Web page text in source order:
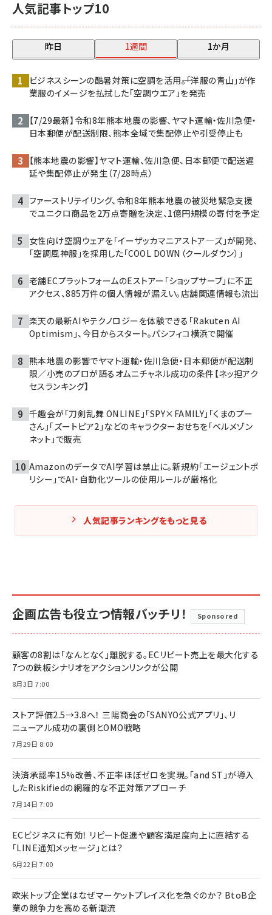
人気記事トップ10
昨日 1週間 1か月
ビジネスシーンの酷暑対策に空調を活用――。「洋服の青山」が作
業服のイメージを払拭した「空調ウエア」を発売
【7/29最新】令和8年熊本地震の影響、ヤマト運輸・佐川急便・
日本郵便が配送制限、熊本全域で集配停止や引受停止も
【熊本地震の影響】ヤマト運輸、佐川急便、日本郵便で配送遅
延や集配停止が発生（7/28時点）
ファーストリテイリング、令和8年熊本地震の被災地緊急支援
でユニクロ商品を2万点寄贈を決定、1億円規模の寄付を予定
女性向け空調ウェアを「イーザッカマニアストア―ズ」が開発、
「空調風神服」を採用した「COOL DOWN（クールダウン）」
老舗ECプラットフォームのEストアー「ショップサーブ」に不正
アクセス、885万件の個人情報が漏えい。店舗関連情報も流出
楽天の最新AIやテクノロジーを体験できる「Rakuten AI
Optimism」、今日からスタート。パシフィコ横浜で開催
熊本地震の影響でヤマト運輸・佐川急便・日本郵便が配送制
限／小売のプロが語るオムニチャネル成功の条件【ネッ担アク
セスランキング】
千趣会が「刀剣乱舞 ONLINE」「SPY×FAMILY」「くまのプー
さん」「ズートピア2」などのキャラクターおせちを「ベルメゾン
ネット」で販売
AmazonのデータでAI学習は禁止に。新規約「エージェントポ
リシー」でAI・自動化ツールの使用ルールが厳格化
人気記事ランキングをもっと見る
企画広告も役立つ情報バッチリ！ Sponsored
顧客の8割は「なんとなく」離脱する。ECリピート売上を最大化する
7つの鉄板シナリオをアクションリンクが公開
8月3日 7:00
ストア評価2.5→3.8へ！ 三陽商会の「SANYO公式アプリ」、リ
ニューアル成功の裏側とOMO戦略
7月29日 8:00
決済承認率15%改善、不正率ほぼゼロを実現。「and ST」が導入
したRiskifiedの網羅的な不正対策アプローチ
7月14日 7:00
ECビジネスに有効！ リピート促進や顧客満足度向上に直結する
「LINE通知メッセージ」とは？
6月22日 7:00
欧米トップ企業はなぜマーケットプレイス化を急ぐのか？ BtoB企
業の競争力を高める新潮流